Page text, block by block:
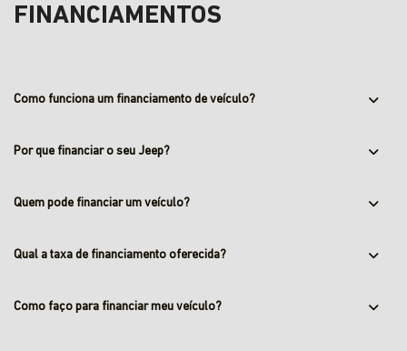
FINANCIAMENTOS
Como funciona um financiamento de veículo?
Por que financiar o seu Jeep?
Quem pode financiar um veículo?
Qual a taxa de financiamento oferecida?
Como faço para financiar meu veículo?